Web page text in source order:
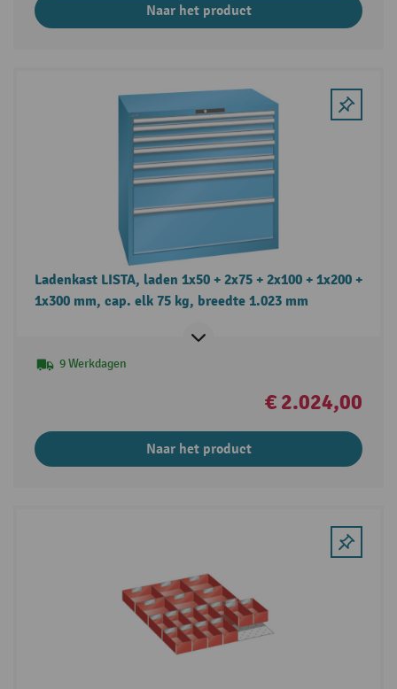
Naar het product
Ladenkast LISTA, laden 1x50 + 2x75 + 2x100 + 1x200 +
1x300 mm, cap. elk 75 kg, breedte 1.023 mm
9 Werkdagen
€ 2.024,00
Naar het product